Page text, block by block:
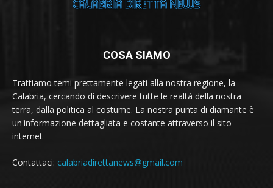
COSA SIAMO
Trattiamo temi prettamente legati alla nostra regione, la
Calabria, cercando di descrivere tutte le realtà della nostra
terra, dalla politica al costume. La nostra punta di diamante è
un'informazione dettagliata e costante attraverso il sito
internet
Contattaci: calabriadirettanews@gmail.com